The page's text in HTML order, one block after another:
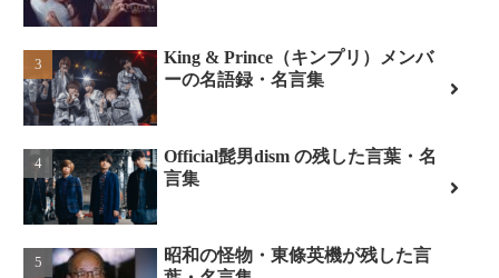
King & Prince（キンプリ）メンバ
ーの名語録・名言集
Official髭男dism の残した言葉・名
言集
昭和の怪物・東條英機が残した言